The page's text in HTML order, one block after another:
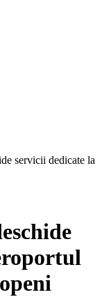
servicii dedicate la